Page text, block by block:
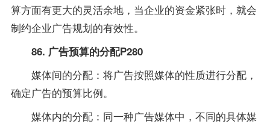
算方面有更大的灵活余地，当企业的资金紧张时，就会
制约企业广告规划的有效性。
86. 广告预算的分配P280
媒体间的分配：将广告按照媒体的性质进行分配，
确定广告的预算比例。
媒体内的分配：同一种广告媒体中，不同的具体媒